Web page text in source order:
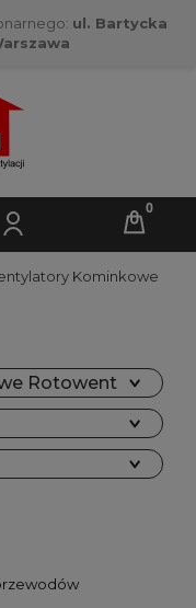
ul. Bartycka
Kominkowe
Rotowent